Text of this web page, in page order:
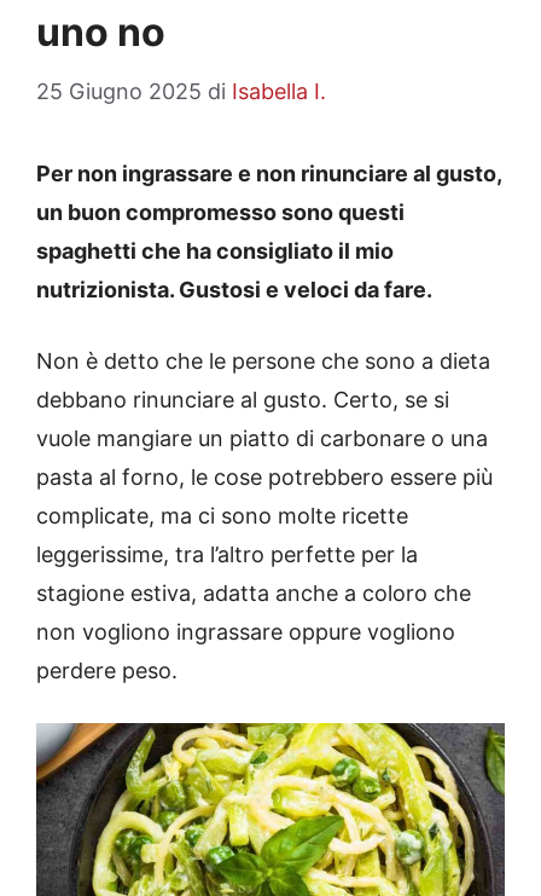
uno no
25 Giugno 2025 di Isabella I.
Per non ingrassare e non rinunciare al gusto,
un buon compromesso sono questi
spaghetti che ha consigliato il mio
nutrizionista. Gustosi e veloci da fare.
Non è detto che le persone che sono a dieta
debbano rinunciare al gusto. Certo, se si
vuole mangiare un piatto di carbonare o una
pasta al forno, le cose potrebbero essere più
complicate, ma ci sono molte ricette
leggerissime, tra l’altro perfette per la
stagione estiva, adatta anche a coloro che
non vogliono ingrassare oppure vogliono
perdere peso.